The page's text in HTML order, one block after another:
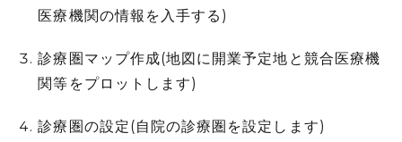
医療機関の情報を入手する)
診療圏マップ作成(地図に開業予定地と競合医療機
関等をプロットします)
診療圏の設定(自院の診療圏を設定します)